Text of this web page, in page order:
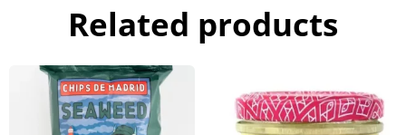
Related products